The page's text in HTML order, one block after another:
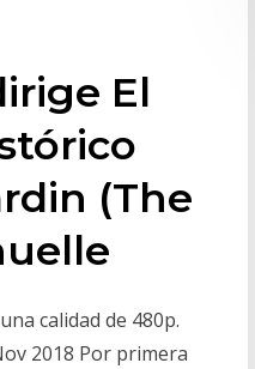
El
(The
calidad de 480p.
2018 Por primera